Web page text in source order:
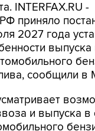
INTERFAX.RU -
приняло
2027 года
сообщили в
и выпуска